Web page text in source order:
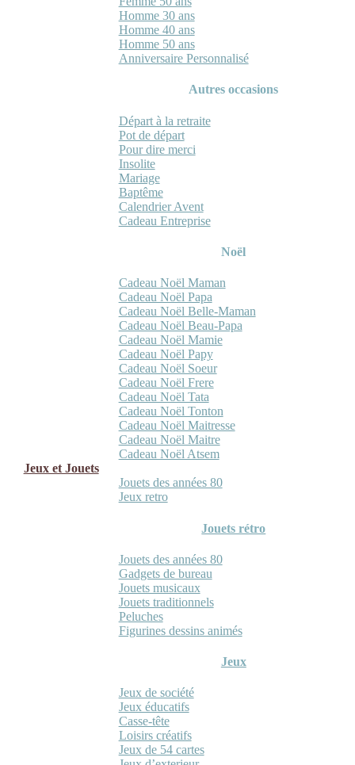
Homme 30 ans
Homme 40 ans
Homme 50 ans
Anniversaire Personnalisé
Autres occasions
Départ à la retraite
Pot de départ
Pour dire merci
Insolite
Mariage
Baptême
Calendrier Avent
Cadeau Entreprise
Noël
Cadeau Noël Maman
Cadeau Noël Papa
Cadeau Noël Belle-Maman
Cadeau Noël Beau-Papa
Cadeau Noël Mamie
Cadeau Noël Papy
Cadeau Noël Soeur
Cadeau Noël Frere
Cadeau Noël Tata
Cadeau Noël Tonton
Cadeau Noël Maitresse
Cadeau Noël Maitre
Cadeau Noël Atsem
Jeux et Jouets
Jouets des années 80
Jeux retro
Jouets rétro
Jouets des années 80
Gadgets de bureau
Jouets musicaux
Jouets traditionnels
Peluches
Figurines dessins animés
Jeux
Jeux de société
Jeux éducatifs
Casse-tête
Loisirs créatifs
Jeux de 54 cartes